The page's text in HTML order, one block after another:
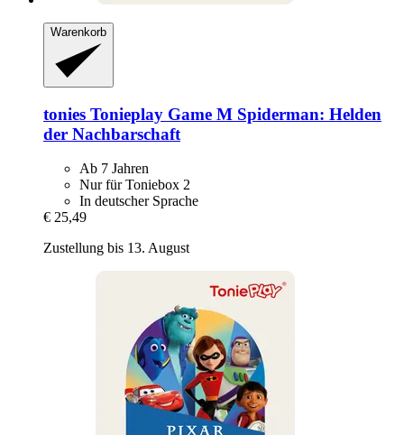
Warenkorb
tonies Tonieplay Game M Spiderman: Helden
der Nachbarschaft
Ab 7 Jahren
Nur für Toniebox 2
In deutscher Sprache
€ 25,49
Zustellung bis 13. August